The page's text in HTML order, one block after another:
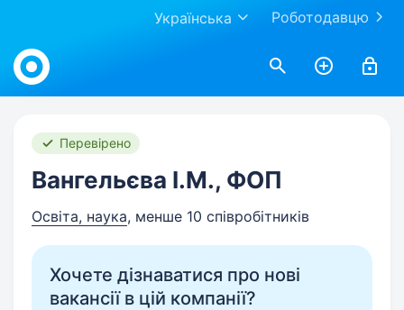
Роботодавцю
Українська
Work.ua
Перевірено
Вангельєва І.М., ФОП
Освіта, наука, менше 10 співробітників
Хочете дізнаватися про нові
вакансії в цій компанії?